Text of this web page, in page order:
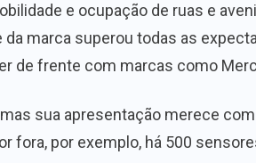
e ocupação de ruas e
marca superou todas as
de frente com marcas como
sua apresentação merece
fora, por exemplo, há 500